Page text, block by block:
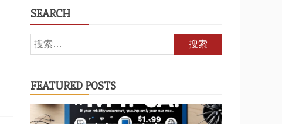
SEARCH
搜
索：
FEATURED POSTS